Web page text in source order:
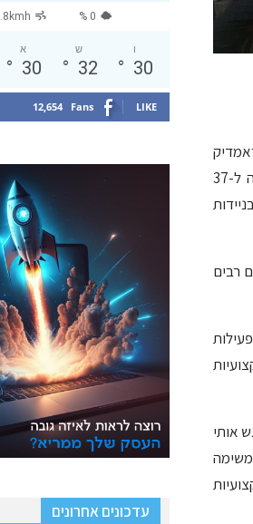
המפקח של מד"א במרחב שרון, רפי שבע, ואחראי המתנדבים במרחב שרון ראובן איבגי, תעודות הוקרה ל-37
בניידות
רבים
אותי
0 %
ו
30
°
ש
32
°
א
30
°
12,654 Fans LIKE
עדכונים אחרונים